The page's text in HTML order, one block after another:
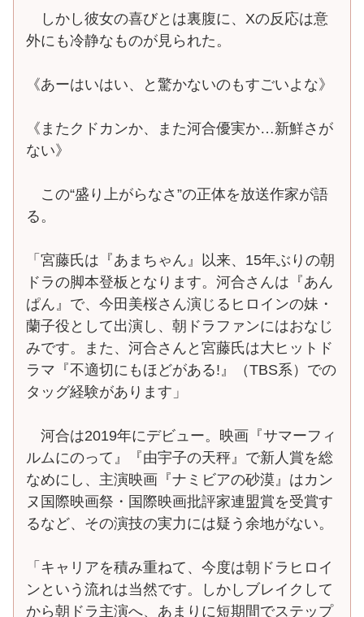
しかし彼女の喜びとは裏腹に、Xの反応は意
外にも冷静なものが見られた。
《あーはいはい、と驚かないのもすごいよな》
《またクドカンか、また河合優実か…新鮮さが
ない》
この“盛り上がらなさ”の正体を放送作家が語
る。
「宮藤氏は『あまちゃん』以来、15年ぶりの朝
ドラの脚本登板となります。河合さんは『あん
ぱん』で、今田美桜さん演じるヒロインの妹・
蘭子役として出演し、朝ドラファンにはおなじ
みです。また、河合さんと宮藤氏は大ヒットド
ラマ『不適切にもほどがある!』（TBS系）での
タッグ経験があります」
河合は2019年にデビュー。映画『サマーフィ
ルムにのって』『由宇子の天秤』で新人賞を総
なめにし、主演映画『ナミビアの砂漠』はカン
ヌ国際映画祭・国際映画批評家連盟賞を受賞す
るなど、その演技の実力には疑う余地がない。
「キャリアを積み重ねて、今度は朝ドラヒロイ
ンという流れは当然です。しかしブレイクして
から朝ドラ主演へ、あまりに短期間でステップ